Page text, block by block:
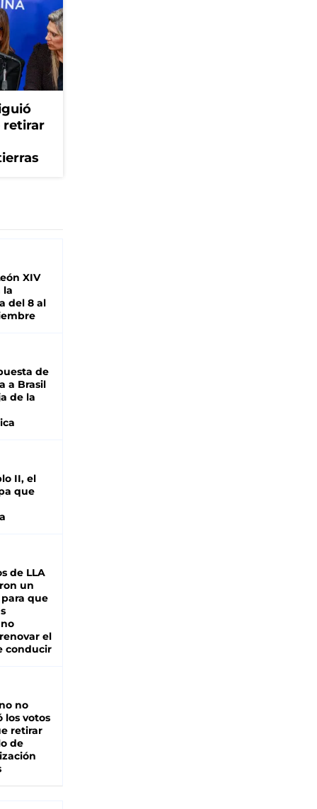
retirar
XIV
la
del 8 al
de
a Brasil
de la
II, el
que
de LLA
un
que
el
conducir
no
los votos
retirar
de